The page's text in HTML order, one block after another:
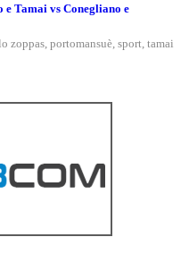
Tamai vs Conegliano e
zoppas portomansuè sport tamai